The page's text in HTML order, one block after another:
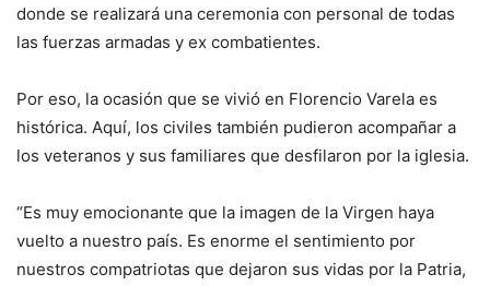
donde se realizará una ceremonia con personal de todas
las fuerzas armadas y ex combatientes.
Por eso, la ocasión que se vivió en Florencio Varela es
histórica. Aquí, los civiles también pudieron acompañar a
los veteranos y sus familiares que desfilaron por la iglesia.
“Es muy emocionante que la imagen de la Virgen haya
vuelto a nuestro país. Es enorme el sentimiento por
nuestros compatriotas que dejaron sus vidas por la Patria,